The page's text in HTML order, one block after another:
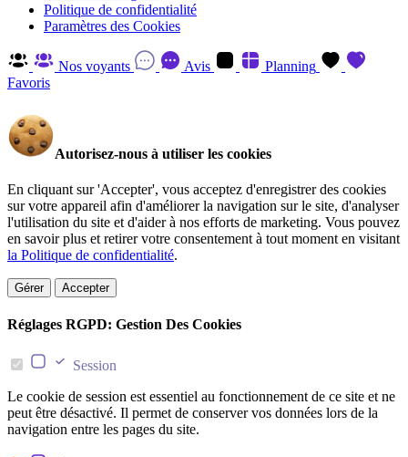
Politique de confidentialité
Paramètres des Cookies
Nos voyants Avis
Planning
Favoris
Autorisez-nous à utiliser les cookies
En cliquant sur 'Accepter', vous acceptez d'enregistrer des cookies
sur votre appareil afin d'améliorer la navigation sur le site, d'analyser
l'utilisation du site et d'aider à nos efforts de marketing. Vous pouvez
en savoir plus et retirer votre consentement à tout moment en visitant
la Politique de confidentialité.
Gérer Accepter
Réglages RGPD: Gestion Des Cookies
Session
Le cookie de session est essentiel au fonctionnement de ce site et ne
peut être désactivé. Il permet de conserver vos données lors de la
navigation entre les pages du site.